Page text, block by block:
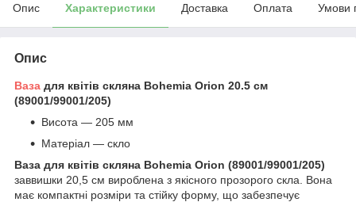
Опис Характеристики Доставка Оплата Умови
Опис
Ваза для квітів скляна Bohemia Orion 20.5 см
(89001/99001/205)
Висота — 205 мм
Матеріал — скло
Ваза для квітів скляна Bohemia Orion (89001/99001/205)
заввишки 20,5 см вироблена з якісного прозорого скла. Вона
має компактні розміри та стійку форму, що забезпечує